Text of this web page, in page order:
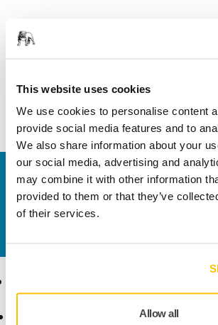
This website uses cookies
We use cookies to personalise content
provide social media features and to
We also share information about your
our social media, advertising and
may combine it with other information
provided to them or that they’ve
of their services.
Allow all
destekleme pedi size boyutları değiştirme
zımpara diskleri kullanma imkanı verir.
Bize Ulaşın
Daha fazla bilgi edinmek ister
iletişime geçin
Sektörler